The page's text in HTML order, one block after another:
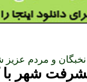
نخبگان و مردم
شهر